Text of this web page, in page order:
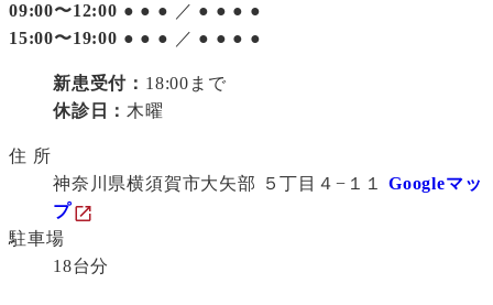
09:00〜12:00 ● ● ● ／ ● ● ● ●
15:00〜19:00 ● ● ● ／ ● ● ● ●
新患受付： 18:00まで
休診日： 木曜
住 所
神奈川県横須賀市大矢部 ５丁目４−１１ Googleマッ
プ
駐車場
18台分